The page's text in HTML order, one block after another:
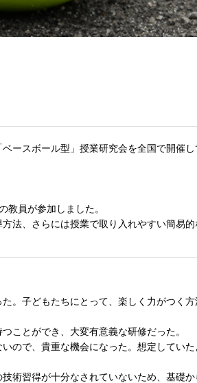
ースボール型」授業研究会を全国で開催し
員が参加しました。
法、さらには授業で取り入れやすい簡易的
。子どもたちにとって、楽しく力がつく
ことができ、大変有意義な研修だった。
ので、貴重な機会になった。想定してい
術習得が十分なされていないため、基礎